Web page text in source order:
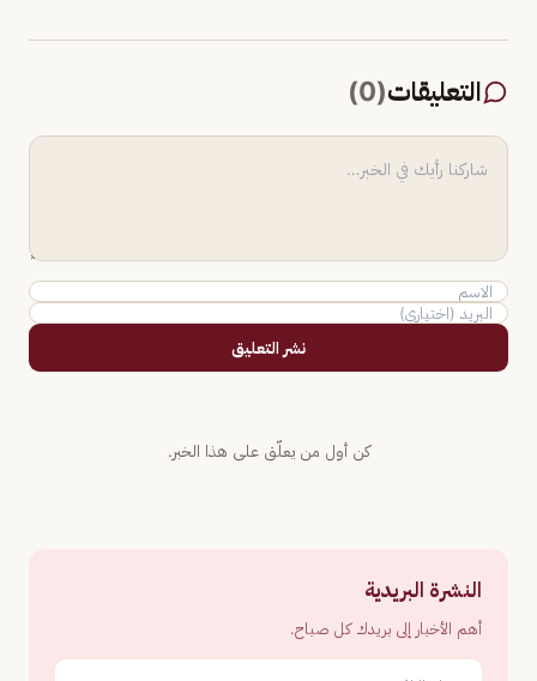
التعليقات(
0
)
نشر التعليق
كن أول من يعلّق على هذا الخبر.
النشرة البريدية
أهم الأخبار إلى بريدك كل صباح.